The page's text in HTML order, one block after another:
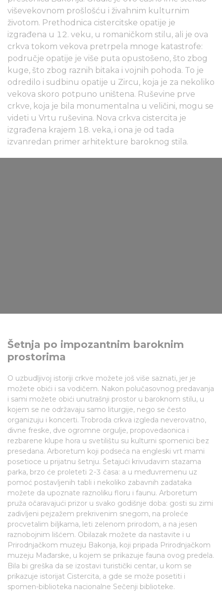
viševekovnom prošlošću i živahnim kulturnim
životom. Prethodnica cistercitske opatije je
izgrađena u 12. veku, u romaničkom stilu, ali je ova
crkva tokom vekova pretrpela mnoge katastrofe:
područje opatije je više puta opustošeno, što zbog
kuge, što zbog raznih bitaka i vojnih pohoda. To je
odredilo i sudbinu opatije u Zircu, koja je za nekoliko
vekova skoro potpuno uništena. Ruševine prve
crkve, koja je bila monumentalna u veličini, mogu se
videti u Vrtu ruševina. Nova crkva cistercita je
izgrađena krajem 18. veka, i ona je od tada
izvanredan primer arhitekture baroknog stila.
Šetnja po impozantnim baroknim
prostorima
O uzbudljivoj istoriji crkve možete još više saznati, jer je
možete obići i sa vodičem. Nakon polučasovnog predavanja
i sami možete obići unutrašnji prostor u baroknom stilu, u
kojem se ne održavaju samo liturgije, nego se često
organizuju i koncerti. Trobroda crkva izgleda neverovatno,
divne freske, dve ogromne orgulje, propovedaonica i
rezbarene klupe hora u svetilištu su kulturni spomenici bez
presedana. Arboretum koji podseća na engleski vrt mami
posetioce u prijatnu šetnju. Šetajući krivudavim stazama
parka, brzo će proleteti 2-3 časa: a u međuvremenu uz
pomoć postavljenih tabli i nekoliko zabavnih zadataka
možete da upoznate raznoliku floru i faunu. Arboretum
pruža očaravajući prizor u svako godišnje doba: gosti su zimi
zadivljeni pejzažem prekrivenim snegom, na proleće
procvetalim biljkama, leti zelenom prirodom, a na jesen
raznobojnim lišćem. Obilazak možete da nastavite i u
Prirodnjačkom muzeju Bakonja, koji pripada Prirodnjačkom
muzeju Mađarske, u kojem se prikazuje fauna ovog predela.
Bila bi greška da se izostavi turistički centar, u kom se
prikazuje istorijat Cistercita, a gde se može posetiti i
spomen-biblioteka nacionalne Sečenji biblioteke.